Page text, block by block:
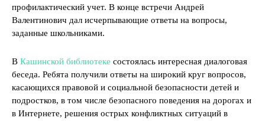
профилактический учет. В конце встречи Андрей
Валентинович дал исчерпывающие ответы на вопросы,
заданные школьниками.
В Кашинской библиотеке состоялась интересная диалоговая
беседа. Ребята получили ответы на широкий круг вопросов,
касающихся правовой и социальной безопасности детей и
подростков, в том числе безопасного поведения на дорогах и
в Интернете, решения острых конфликтных ситуаций в